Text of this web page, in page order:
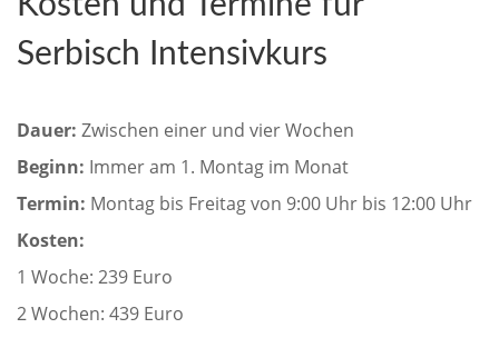
Serbisch Intensivkurs
Dauer: Zwischen einer und vier Wochen
Beginn: Immer am 1. Montag im Monat
Termin: Montag bis Freitag von 9:00 Uhr bis 12:00 Uhr
Kosten:
1 Woche: 239 Euro
2 Wochen: 439 Euro